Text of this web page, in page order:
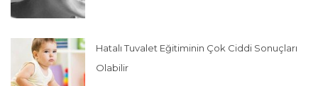
Hatalı Tuvalet Eğitiminin Çok Ciddi Sonuçları
Olabilir